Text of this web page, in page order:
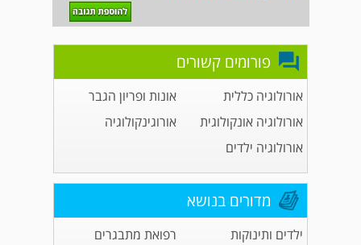
פורומים קשורים
אורולוגיה כללית
אונות ופריון הגבר
אורולוגיה אונקולוגית
אורוגינקולוגיה
אורולוגיה ילדים
מדורים בנושא
ילדים ותינוקות
רפואת מתבגרים